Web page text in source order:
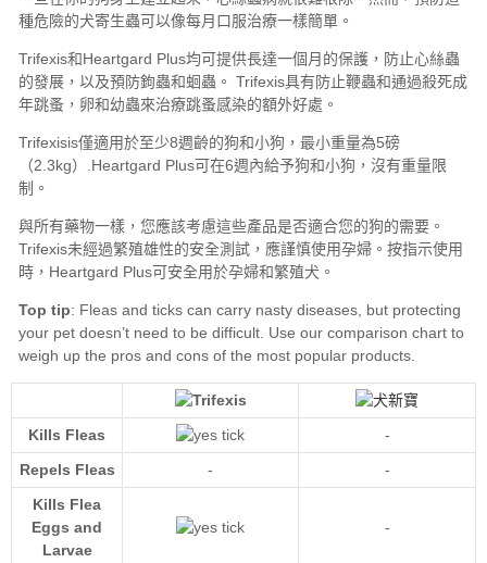
Heartgard Plus
Top tip
our comparison chart
Kills Fleas
-
Repels Fleas
-
-
Kills Flea
Eggs and
Larvae
-